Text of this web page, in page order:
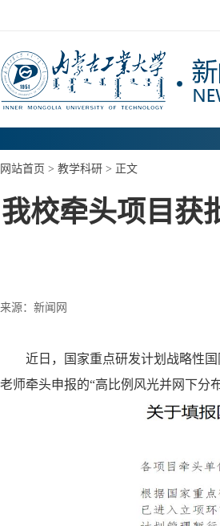
网站首页 > 教学科研 > 正文
我校牵头项目获
来源：新闻网
近日，国家重点研发计划战略性
老师牵头申报的“高比例风光并网下分